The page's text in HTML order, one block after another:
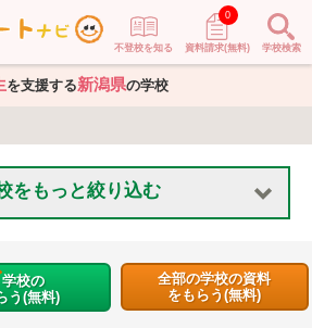
不登校を知る 資料請求(無料)
0
学校検索
を支援する新潟県の学校
をもっと絞り込む
学校の
う(無料)
全部の学校の資料
をもらう(無料)